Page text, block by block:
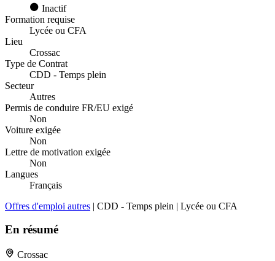
Inactif
Formation requise
Lycée ou CFA
Lieu
Crossac
Type de Contrat
CDD - Temps plein
Secteur
Autres
Permis de conduire FR/EU exigé
Non
Voiture exigée
Non
Lettre de motivation exigée
Non
Langues
Français
Offres d'emploi autres | CDD - Temps plein | Lycée ou CFA
En résumé
Crossac